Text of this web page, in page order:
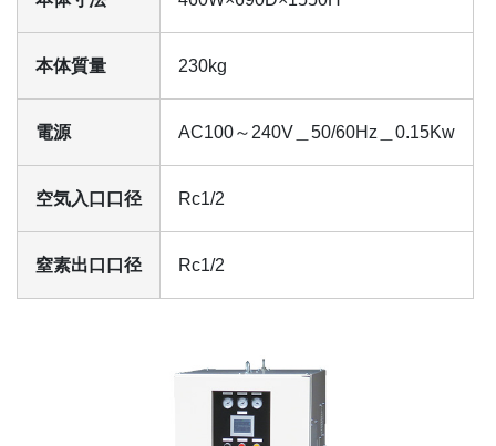
本体質量 230kg
電源 AC100～240V＿50/60Hz＿0.15Kw
空気入口口径 Rc1/2
窒素出口口径 Rc1/2